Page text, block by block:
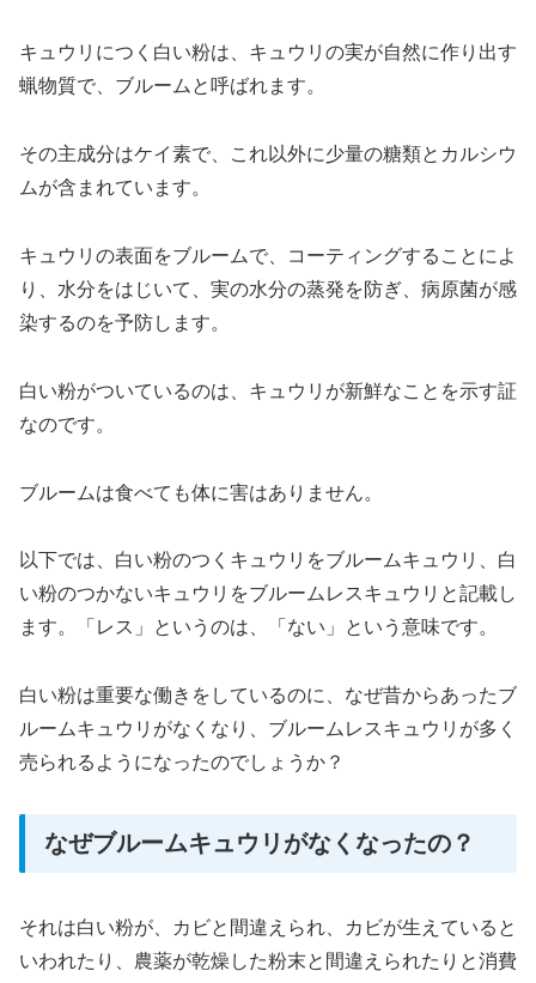
キュウリにつく白い粉は、キュウリの実が自然に作り出す
蝋物質で、ブルームと呼ばれます。
その主成分はケイ素で、これ以外に少量の糖類とカルシウ
ムが含まれています。
キュウリの表面をブルームで、コーティングすることによ
り、水分をはじいて、実の水分の蒸発を防ぎ、病原菌が感
染するのを予防します。
白い粉がついているのは、キュウリが新鮮なことを示す証
なのです。
ブルームは食べても体に害はありません。
以下では、白い粉のつくキュウリをブルームキュウリ、白
い粉のつかないキュウリをブルームレスキュウリと記載し
ます。「レス」というのは、「ない」という意味です。
白い粉は重要な働きをしているのに、なぜ昔からあったブ
ルームキュウリがなくなり、ブルームレスキュウリが多く
売られるようになったのでしょうか？
なぜブルームキュウリがなくなったの？
それは白い粉が、カビと間違えられ、カビが生えていると
いわれたり、農薬が乾燥した粉末と間違えられたりと消費